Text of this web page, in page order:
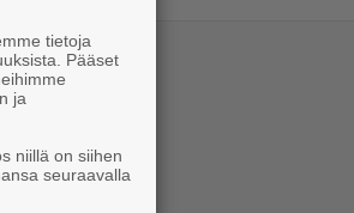
tietoja
Pääset
ja
niillä on siihen
seuraavalla